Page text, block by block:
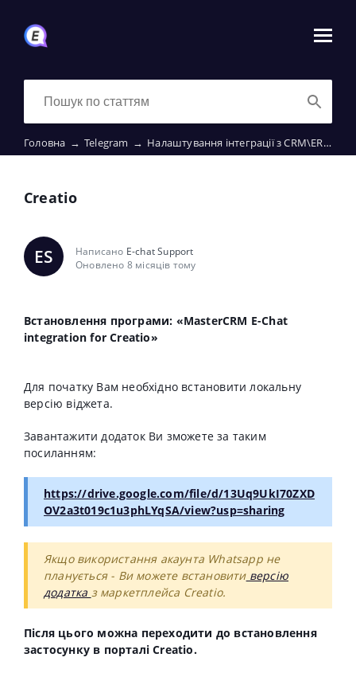
Головна → Telegram → Налаштування інтеграції з CRM\ERP
Creatio
ES Написано E-chat Support
Оновлено 8 місяців тому
Встановлення програми: «MasterCRM E-Chat
integration for Creatio»
Для початку Вам необхідно встановити локальну
версію віджета.
Завантажити додаток Ви зможете за таким
посиланням:
https://drive.google.com/file/d/13Uq9UkI70ZXD
OV2a3t019c1u3phLYqSA/view?usp=sharing
Якщо використання акаунта Whatsapp не
планується - Ви можете встановитиверсію
додатка з маркетплейса Creatio.
Після цього можна переходити до встановлення
застосунку в порталі Creatio.